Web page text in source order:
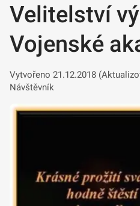
Velitelství
Vojenské
Vytvořeno 21.12.2018
Návštěvník